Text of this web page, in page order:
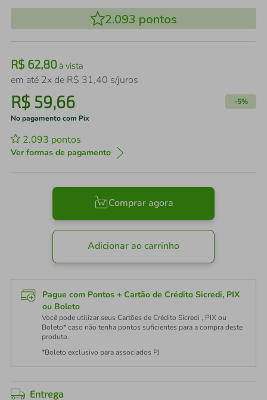
2.093 pontos
R$ 62,80à vista
em até 2x de R$ 31,40 s/juros
R$ 59,66 -5%
No pagamento com Pix
2.093 pontos
Ver formas de pagamento
Comprar agora
Adicionar ao carrinho
Pague com Pontos + Cartão de Crédito Sicredi, PIX
ou Boleto
Você pode utilizar seus Cartões de Crédito Sicredi , PIX ou
Boleto* caso não tenha pontos suficientes para a compra deste
produto.
*Boleto exclusivo para associados PJ
Entrega